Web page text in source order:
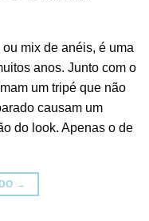
mix de anéis, é uma
anos. Junto com o
um tripé que não
causam um
do look. Apenas o de
→